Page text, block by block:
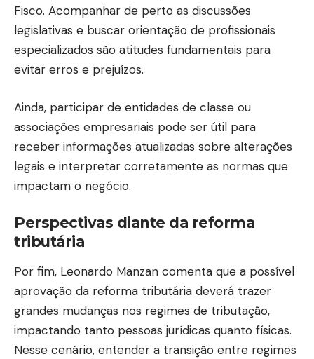
Fisco. Acompanhar de perto as discussões
legislativas e buscar orientação de profissionais
especializados são atitudes fundamentais para
evitar erros e prejuízos.
Ainda, participar de entidades de classe ou
associações empresariais pode ser útil para
receber informações atualizadas sobre alterações
legais e interpretar corretamente as normas que
impactam o negócio.
Perspectivas diante da reforma
tributária
Por fim, Leonardo Manzan comenta que a possível
aprovação da reforma tributária deverá trazer
grandes mudanças nos regimes de tributação,
impactando tanto pessoas jurídicas quanto físicas.
Nesse cenário, entender a transição entre regimes